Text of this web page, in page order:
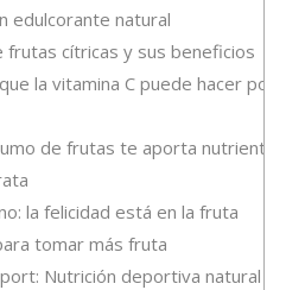
edulcorante natural
frutas cítricas y sus beneficios
la vitamina C puede hacer por
de frutas te aporta nutrientes
la felicidad está en la fruta
tomar más fruta
Nutrición deportiva natural